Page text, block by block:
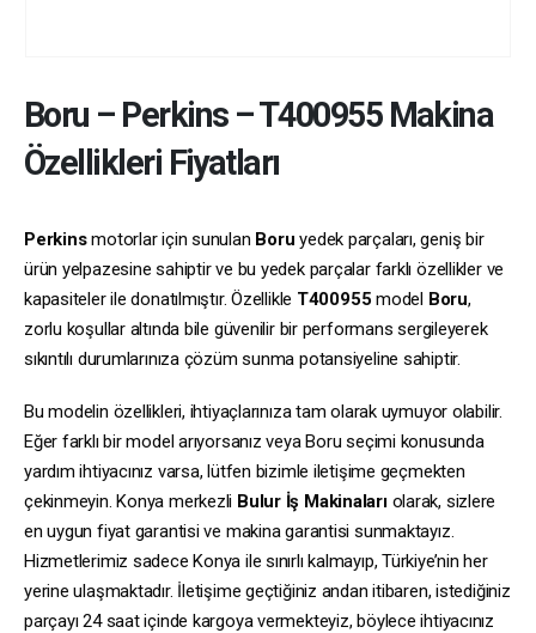
Boru – Perkins–T400955Makina
Özellikleri Fiyatları
Perkinsmotorlar için sunulan Boru yedek parçaları, geniş bir
ürün yelpazesine sahiptir ve bu yedek parçalar farklı özellikler ve
kapasiteler ile donatılmıştır. Özellikle T400955 model Boru,
zorlu koşullar altında bile güvenilir bir performans sergileyerek
sıkıntılı durumlarınıza çözüm sunma potansiyeline sahiptir.
Bu modelin özellikleri, ihtiyaçlarınıza tam olarak uymuyor olabilir.
Eğer farklı bir model arıyorsanız veya Boru seçimi konusunda
yardım ihtiyacınız varsa, lütfen bizimle iletişime geçmekten
çekinmeyin. Konya merkezli Bulur İş Makinalarıolarak, sizlere
en uygun fiyat garantisi ve makina garantisi sunmaktayız.
Hizmetlerimiz sadece Konya ile sınırlı kalmayıp, Türkiye’nin her
yerine ulaşmaktadır. İletişime geçtiğiniz andan itibaren, istediğiniz
parçayı 24 saat içinde kargoya vermekteyiz, böylece ihtiyacınız